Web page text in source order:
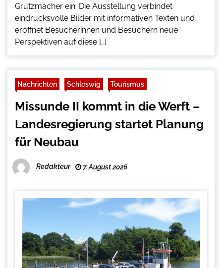
Grützmacher ein. Die Ausstellung verbindet
eindrucksvolle Bilder mit informativen Texten und
eröffnet Besucherinnen und Besuchern neue
Perspektiven auf diese […]
Nachrichten Schleswig Tourismus
Missunde II kommt in die Werft –
Landesregierung startet Planung
für Neubau
Redakteur 7. August 2026